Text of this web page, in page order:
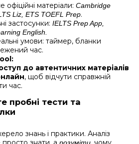
матеріали: Cambridge
Liz, ETS TOEFL Prep.
застосунки: IELTS Prep App,
English.
умови: таймер, бланки
час.
до автентичних матеріалів
, щоб відчути справжній
час.
пробні тести та
знань і практики. Аналіз